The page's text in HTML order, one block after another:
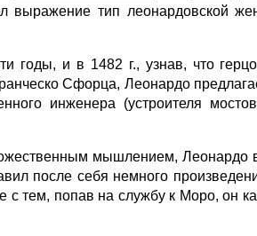
выражение тип леонардовской
годы, и в 1482 г., узнав, что
Сфорца, Леонардо
инженера (устроителя
мышлением,
после себя немного
с тем, попав на службу к Моро, он